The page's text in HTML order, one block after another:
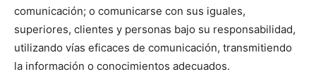
comunicación; o comunicarse con sus iguales,
superiores, clientes y personas bajo su responsabilidad,
utilizando vías eficaces de comunicación, transmitiendo
la información o conocimientos adecuados.